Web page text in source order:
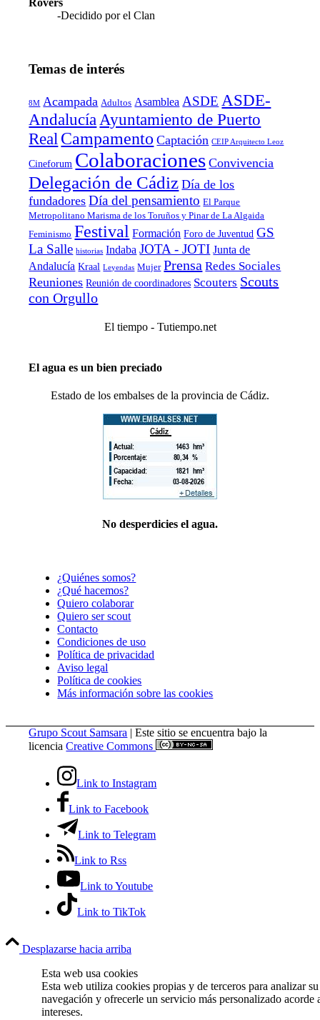
Rovers
-Decidido por el Clan
Temas de interés
8M Acampada Adultos Asamblea ASDE ASDE-
Andalucía Ayuntamiento de Puerto
Real Campamento Captación CEIP Arquitecto Leoz
Cineforum Colaboraciones Convivencia
Delegación de Cádiz Día de los
fundadores Día del pensamiento El Parque
Metropolitano Marisma de los Toruños y Pinar de La Algaida
Feminismo Festival Formación Foro de Juventud GS
La Salle historias Indaba JOTA - JOTI Junta de
Andalucía Kraal Leyendas Mujer Prensa Redes Sociales
Reuniones Reunión de coordinadores Scouters Scouts
con Orgullo
El tiempo - Tutiempo.net
El agua es un bien preciado
Estado de los embalses de la provincia de Cádiz.
No desperdicies el agua.
¿Quiénes somos?
¿Qué hacemos?
Quiero colaborar
Quiero ser scout
Contacto
Condiciones de uso
Política de privacidad
Aviso legal
Política de cookies
Más información sobre las cookies
Grupo Scout Samsara | Este sitio se encuentra bajo la
licenciaCreative Commons
Link to Instagram
Link to Facebook
Link to Telegram
Link to Rss
Link to Youtube
Link to TikTok
Desplazarse hacia arriba
Esta web usa cookies
Esta web utiliza cookies propias y de terceros para analizar su
navegación y ofrecerle un servicio más personalizado acorde
intereses.